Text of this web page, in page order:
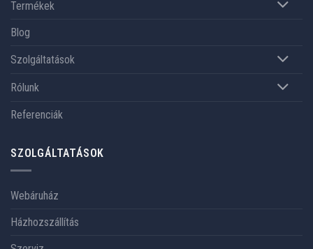
Termékek
Blog
Szolgáltatások
Rólunk
Referenciák
SZOLGÁLTATÁSOK
Webáruház
Házhozszállítás